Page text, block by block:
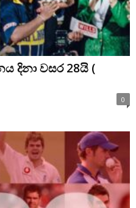
දිනා වසර 28යි (
0